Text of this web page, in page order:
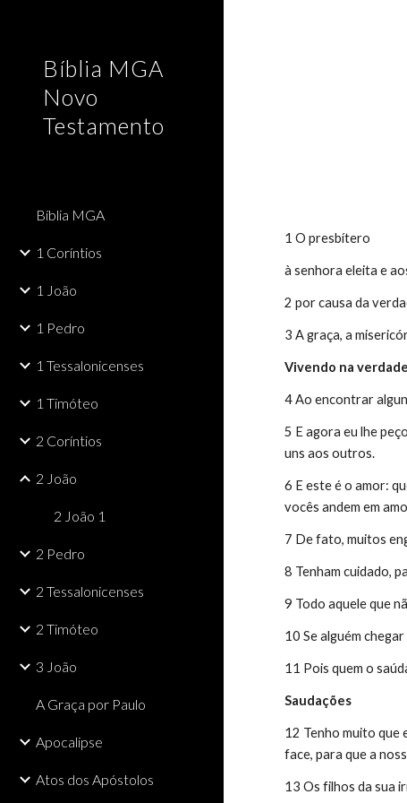
Bíblia MGA
Novo
Testamento
Bíblia MGA
1 Coríntios
1 João
1 Pedro
1 Tessalonicenses
1 Timóteo
2 Coríntios
2 João
2 João 1
2 Pedro
2 Tessalonicenses
2 Timóteo
3 João
A Graça por Paulo
Apocalipse
Atos dos Apóstolos
1 O presbítero
à senhora eleita e
2 por causa da
3 A graça, a
Vivendo na verdade
4 Ao encontrar
5 E agora eu lhe
uns aos outros.
6 E este é o amor:
vocês andem em
7 De fato, muitos
8 Tenham cuidado,
9 Todo aquele que
10 Se alguém
11 Pois quem o
Saudações
12 Tenho muito que
face, para que a
13 Os filhos da sua